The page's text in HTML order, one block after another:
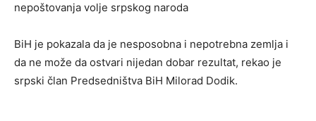
nepoštovanja volje srpskog naroda
BiH je pokazala da je nesposobna i nepotrebna zemlja i
da ne može da ostvari nijedan dobar rezultat, rekao je
srpski član Predsedništva BiH Milorad Dodik.